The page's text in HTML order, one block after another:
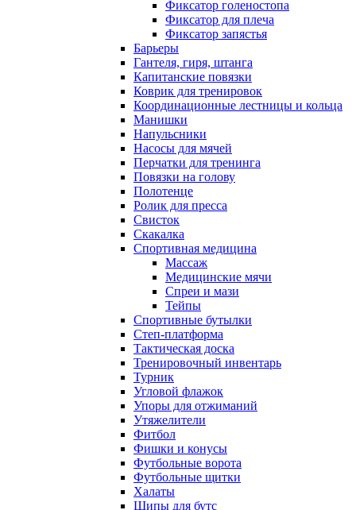
Фиксатор голеностопа
Фиксатор для плеча
Фиксатор запястья
Барьеры
Гантеля, гиря, штанга
Капитанские повязки
Коврик для тренировок
Координационные лестницы и кольца
Манишки
Напульсники
Насосы для мячей
Перчатки для тренинга
Повязки на голову
Полотенце
Ролик для пресса
Свисток
Скакалка
Спортивная медицина
Массаж
Медицинские мячи
Спреи и мази
Тейпы
Спортивные бутылки
Степ-платформа
Тактическая доска
Тренировочный инвентарь
Турник
Угловой флажок
Упоры для отжиманий
Утяжелители
Фитбол
Фишки и конусы
Футбольные ворота
Футбольные щитки
Халаты
Шипы для бутс